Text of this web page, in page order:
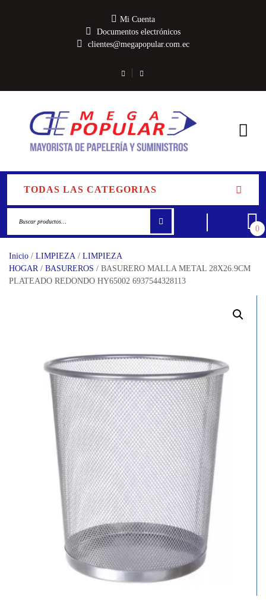
Mi Cuenta
Documentos electrónicos
clientes@megapopular.com.ec
TODAS LAS CATEGORIAS
0
Inicio / LIMPIEZA / LIMPIEZA
HOGAR / BASUREROS / BASURERO MALLA METAL 28X26.9CM
PLATEADO REDONDO HY65002 6937544328113